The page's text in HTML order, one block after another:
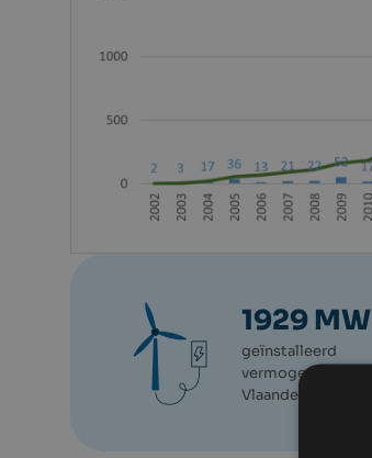
1929 MW
geïnstalleerd
vermogen in
Vlaanderen